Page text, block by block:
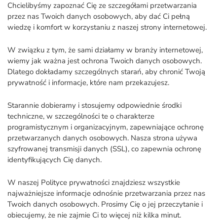
Chcielibyśmy zapoznać Cię ze szczegółami przetwarzania
przez nas Twoich danych osobowych, aby dać Ci pełną
wiedzę i komfort w korzystaniu z naszej strony internetowej.
W związku z tym, że sami działamy w branży internetowej,
wiemy jak ważna jest ochrona Twoich danych osobowych.
Dlatego dokładamy szczególnych starań, aby chronić Twoją
prywatność i informacje, które nam przekazujesz.
Starannie dobieramy i stosujemy odpowiednie środki
techniczne, w szczególności te o charakterze
programistycznym i organizacyjnym, zapewniające ochronę
przetwarzanych danych osobowych. Nasza strona używa
szyfrowanej transmisji danych (SSL), co zapewnia ochronę
identyfikujących Cię danych.
W naszej Polityce prywatności znajdziesz wszystkie
najważniejsze informacje odnośnie przetwarzania przez nas
Twoich danych osobowych. Prosimy Cię o jej przeczytanie i
obiecujemy, że nie zajmie Ci to więcej niż kilka minut.